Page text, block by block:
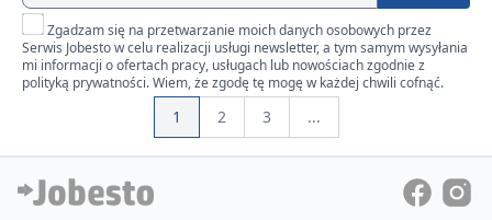
Zgadzam się na przetwarzanie moich danych osobowych przez
Serwis Jobesto w celu realizacji usługi newsletter, a tym samym wysyłania
mi informacji o ofertach pracy, usługach lub nowościach zgodnie z
polityką prywatności. Wiem, że zgodę tę mogę w każdej chwili cofnąć.
1 2 3 ...